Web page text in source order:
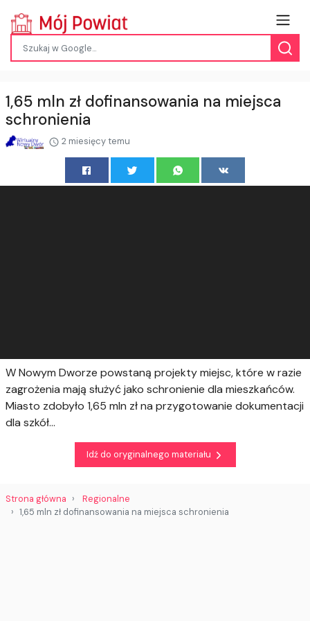
1,65 mln zł dofinansowania na miejsca
schronienia
2 miesięcy temu
W Nowym Dworze powstaną projekty miejsc, które w razie
zagrożenia mają służyć jako schronienie dla mieszkańców.
Miasto zdobyło 1,65 mln zł na przygotowanie dokumentacji
dla szkół…
Idź do oryginalnego materiału
Strona główna
Regionalne
1,65 mln zł dofinansowania na miejsca schronienia